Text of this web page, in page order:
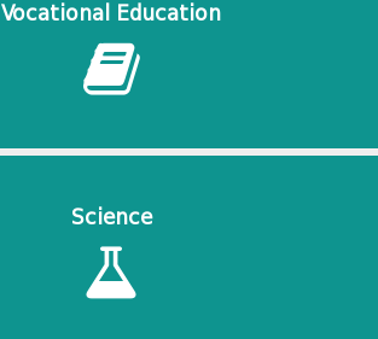
Vocational Education
Science